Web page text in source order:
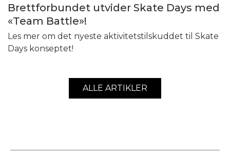
Brettforbundet utvider Skate Days med
«Team Battle»!
Les mer om det nyeste aktivitetstilskuddet til Skate
Days konseptet!
ALLE ARTIKLER